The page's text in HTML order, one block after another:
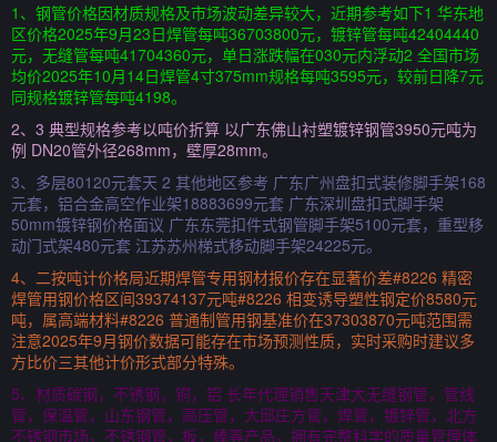
1、钢管价格因材质规格及市场波动差异较大，近期参考如下1 华东地
区价格2025年9月23日焊管每吨36703800元，镀锌管每吨42404440
元，无缝管每吨41704360元，单日涨跌幅在030元内浮动2 全国市场
均价2025年10月14日焊管4寸375mm规格每吨3595元，较前日降7元
同规格镀锌管每吨4198。
2、3 典型规格参考以吨价折算 以广东佛山衬塑镀锌钢管3950元吨为
例 DN20管外径268mm，壁厚28mm。
3、多层80120元套天 2 其他地区参考 广东广州盘扣式装修脚手架168
元套，铝合金高空作业架18883699元套 广东深圳盘扣式脚手架
50mm镀锌钢价格面议 广东东莞扣件式钢管脚手架5100元套，重型移
动门式架480元套 江苏苏州梯式移动脚手架24225元。
4、二按吨计价格局近期焊管专用钢材报价存在显著价差#8226 精密
焊管用钢价格区间39374137元吨#8226 相变诱导塑性钢定价8580元
吨，属高端材料#8226 普通制管用钢基准价在37303870元吨范围需
注意2025年9月钢价数据可能存在市场预测性质，实时采购时建议多
方比价三其他计价形式部分特殊。
5、材质碳钢，不锈钢，铜，铝 长年代理销售天津大无缝钢管，管线
管，保温管，山东钢管，高压管，大邱庄方管，焊管，镀锌管，北方
不锈钢市场，不锈钢管，板，棒等产品，拥有完整科学的质量管理体